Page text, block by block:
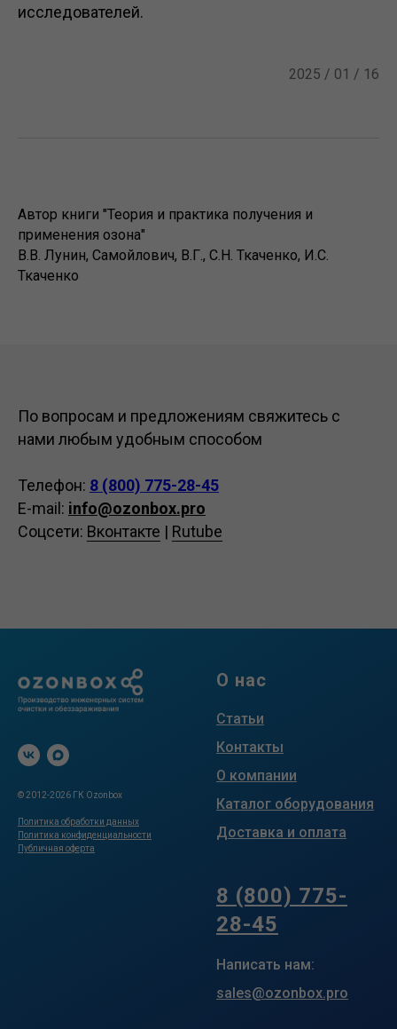
исследователей.
2025 / 01 / 16
Автор книги "Теория и практика получения и
применения озона"
В.В. Лунин, Самойлович, В.Г., С.Н. Ткаченко, И.С.
Ткаченко
По вопросам и предложениям свяжитесь с
нами любым удобным способом
Телефон: 8 (800) 775-28-45
E-mail: info@ozonbox.pro
Соцсети: Вконтакте | Rutube
© 2012-2026 ГК Ozonbox
Политика обработки данных
Политика конфиденциальности
Публичная оферта
О нас
Статьи
Контакты
О компании
Каталог оборудования
Доставка и оплата
8 (800) 775-
28-45
Написать нам:
sales@ozonbox.pro